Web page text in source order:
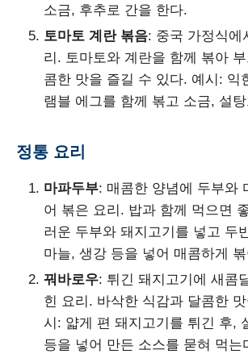
소금, 후추로 간을 한다.
토마토 계란 볶음: 중국 가정식에
리. 토마토와 계란을 함께 볶아
콤한 맛을 즐길 수 있다. 예시: 익
램블 에그를 함께 볶고 소금, 설
정통 요리
마파두부: 매콤한 양념에 두부와
어 볶은 요리. 밥과 함께 먹으면
러운 두부와 돼지고기를 넣고 두
마늘, 생강 등을 넣어 매콤하게
꿔바로우: 튀긴 돼지고기에 새콤
힌 요리. 바삭한 식감과 달콤한
시: 얇게 편 돼지고기를 튀긴 후,
등을 넣어 만든 소스를 묻혀 먹는